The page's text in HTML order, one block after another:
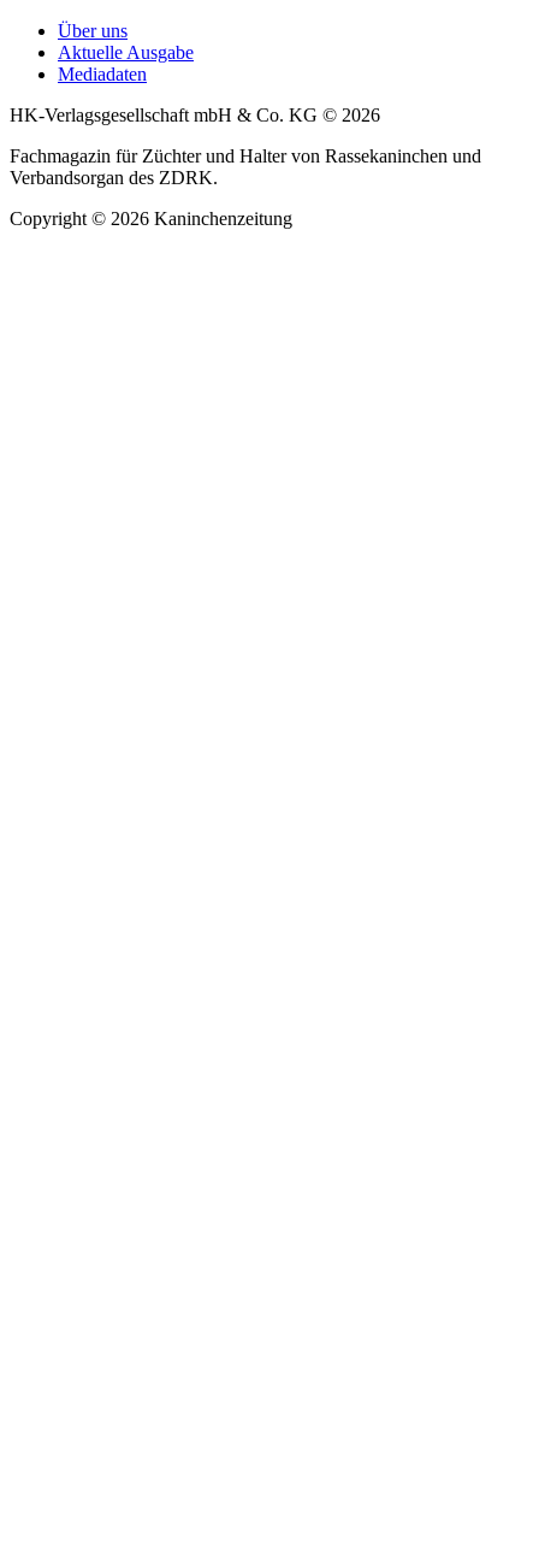
Über uns
Aktuelle Ausgabe
Mediadaten
HK-Verlagsgesellschaft mbH & Co. KG © 2026
Fachmagazin für Züchter und Halter von Rassekaninchen und
Verbandsorgan des ZDRK.
Copyright © 2026 Kaninchenzeitung